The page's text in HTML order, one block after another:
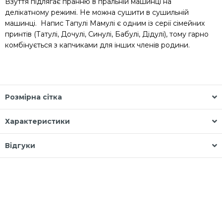
делікатному режимі. Не можна сушити в сушильній
машинці. Напис Тапулі Мамулі є одним із серії сімейних
принтів (Татулі, Дочулі, Синулі, Бабулі, Дідулі), тому гарно
комбінується з капчиками для інших членів родини.
Розмірна сітка
Характеристики
Відгуки